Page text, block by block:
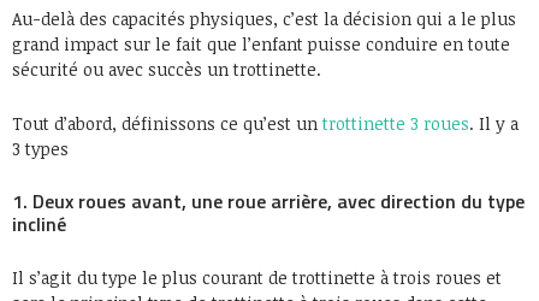
Au-delà des capacités physiques, c’est la décision qui a le plus
grand impact sur le fait que l’enfant puisse conduire en toute
sécurité ou avec succès un trottinette.
Tout d’abord, définissons ce qu’est untrottinette 3 roues. Il y a
3 types
1. Deux roues avant, une roue arrière, avec direction du type
incliné
Il s’agit du type le plus courant de trottinette à trois roues et